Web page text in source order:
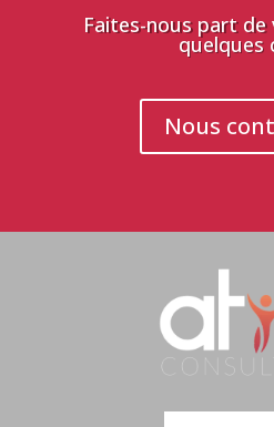
Faites-nous part
quelques
Nous